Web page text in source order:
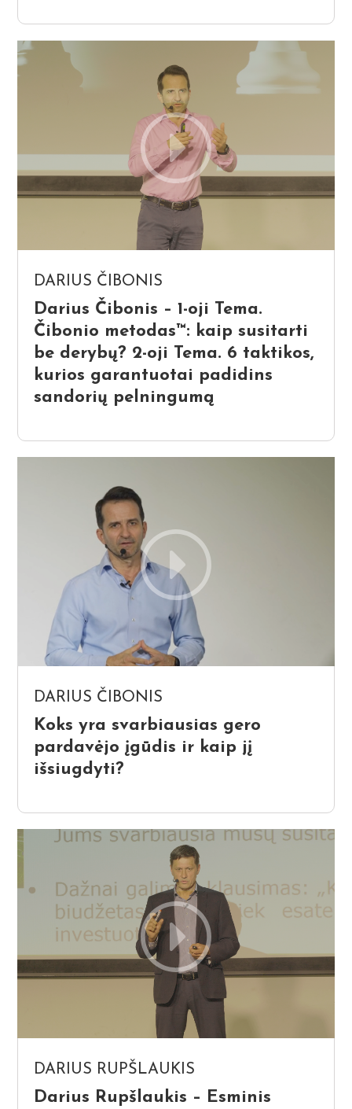
DARIUS ČIBONIS
Darius Čibonis – 1-oji Tema.
Čibonio metodas™: kaip susitarti
be derybų? 2-oji Tema. 6 taktikos,
kurios garantuotai padidins
sandorių pelningumą
DARIUS ČIBONIS
Koks yra svarbiausias gero
pardavėjo įgūdis ir kaip jį
išsiugdyti?
DARIUS RUPŠLAUKIS
Darius Rupšlaukis – Esminis